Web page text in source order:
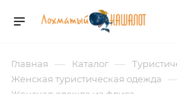
Главная — Каталог —
Женская туристическая одежда